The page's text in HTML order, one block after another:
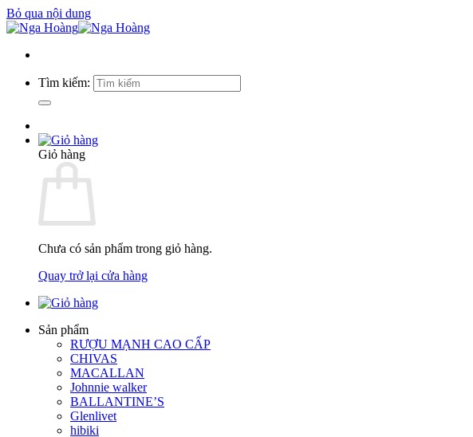
Bỏ qua nội dung
Tìm kiếm:
Giỏ hàng
Chưa có sản phẩm trong giỏ hàng.
Quay trở lại cửa hàng
Sản phẩm
RƯỢU MẠNH CAO CẤP
CHIVAS
MACALLAN
Johnnie walker
BALLANTINE’S
Glenlivet
hibiki